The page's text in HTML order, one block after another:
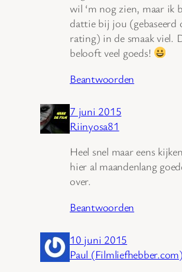
wil ‘m nog zien, maar ik
dattie bij jou (gebaseerd
rating) in de smaak viel.
belooft veel goeds!
Beantwoorden
7 juni 2015
Riinyosa81
Heel snel maar eens
hier al maandenlang
over.
Beantwoorden
10 juni 2015
Paul (Filmliefhebber.com)